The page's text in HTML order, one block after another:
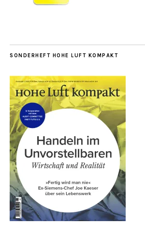
SONDERHEFT HOHE LUFT KOMPAKT